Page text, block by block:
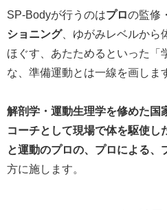
SP-Bodyが行うのはプロの監修
ショニング、ゆがみレベルから
ほぐす、あたためるといった「
な、準備運動とは一線を画しま
解剖学・運動生理学を修めた国
コーチとして現場で体を駆使し
と運動のプロの、プロによる、
方に施します。